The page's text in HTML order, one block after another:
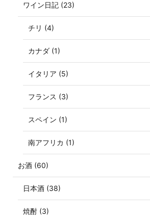
ワイン日記 (23)
チリ (4)
カナダ (1)
イタリア (5)
フランス (3)
スペイン (1)
南アフリカ (1)
お酒 (60)
日本酒 (38)
焼酎 (3)